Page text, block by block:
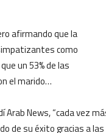
afirmando que la
como
un 53% de las
el marido…
Arab News, “cada vez
de su éxito gracias a